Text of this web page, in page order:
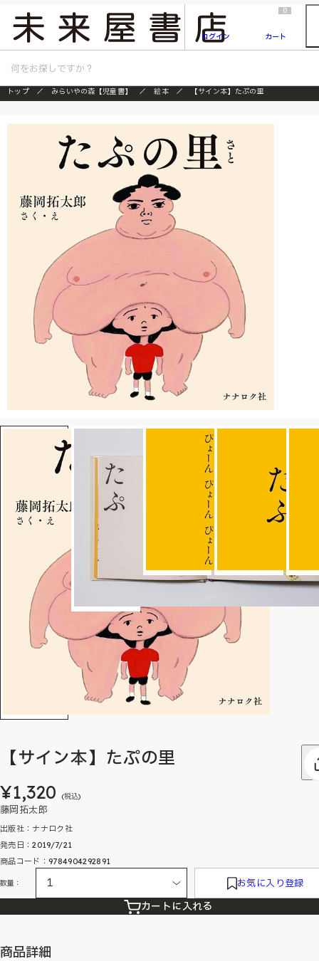
『ONE PIECE magazine 021 ONE PIECEカード付き同梱版』発売延期のご案内
ログイン
0
カート
トップ みらいやの森【児童書】 絵本 【サイン本】たぷの里
【サイン本】たぷの里
¥1,320 (税込)
藤岡拓太郎
出版社：ナナロク社
発売日：2019/7/21
商品コード：9784904292891
数量： お気に入り登録
カートに入れる
商品詳細